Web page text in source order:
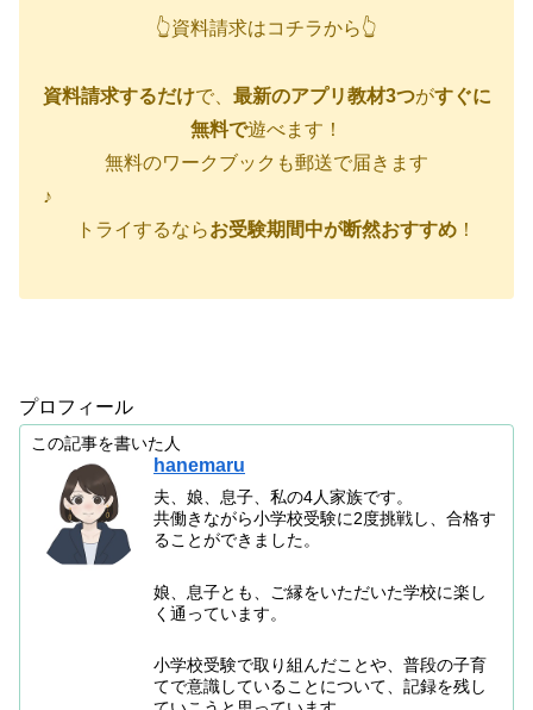
👆資料請求はコチラから👆
資料請求するだけで、 最新のアプリ教材3つがすぐに
無料で遊べます！
無料のワークブックも郵送で届きます
♪
トライするならお受験期間中が断然おすすめ ！
プロフィール
この記事を書いた人
hanemaru
夫、娘、息子、私の4人家族です。
共働きながら小学校受験に2度挑戦し、合格す
ることができました。
娘、息子とも、ご縁をいただいた学校に楽し
く通っています。
小学校受験で取り組んだことや、普段の子育
てで意識していることについて、記録を残し